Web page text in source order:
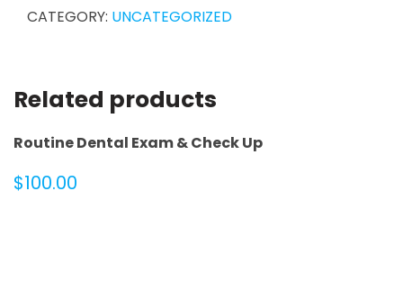
CATEGORY: UNCATEGORIZED
Related products
Routine Dental Exam & Check Up
$100.00